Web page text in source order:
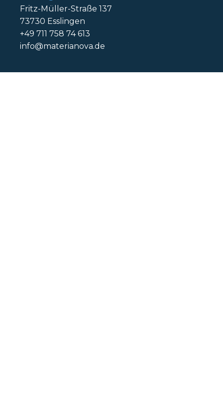
Fritz-Müller-Straße 137
73730 Esslingen
+49 711 758 74 613
info@materianova.de